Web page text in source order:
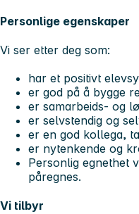
Personlige egenskaper
Vi ser etter deg som:
har et positivt
er god på å bygge
er samarbeids- og
er selvstendig og
er en god kollega,
er nytenkende og
Personlig egnethet
påregnes.
Vi tilbyr